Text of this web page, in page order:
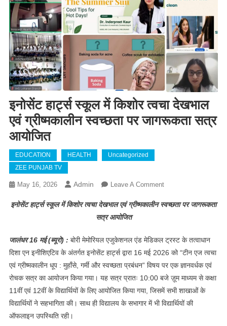
इनोसेंट हार्ट्स स्कूल में किशोर त्वचा देखभाल
एवं ग्रीष्मकालीन स्वच्छता पर जागरूकता सत्र
आयोजित
EDUCATION HEALTH
Uncategorized
ZEE PUNJAB TV
May 16, 2026 Admin Leave A CommentOn इनोसेंट हार्ट्स
देखभाल एवं
आयोजित
इनोसेंट हार्ट्स स्कूल में किशोर त्वचा देखभाल एवं ग्रीष्मकालीन स्वच्छता पर जागरूकता
सत्र आयोजित
जालंधर 16 मई (ब्यूरो) : बोरी मेमोरियल एजुकेशनल एंड मेडिकल ट्रस्ट के तत्वाधान
दिशा एन इनीशिएटिव के अंतर्गत इनोसेंट हार्ट्स द्वारा 16 मई 2026 को “टीन एज त्वचा
एवं ग्रीष्मकालीन धूप : मुहाँसे, गर्मी और स्वच्छता प्रबंधन” विषय पर एक ज्ञानवर्धक एवं
रोचक सत्र का आयोजन किया गया। यह सत्र प्रातः 10:00 बजे ज़ूम माध्यम से कक्षा
11वीं एवं 12वीं के विद्यार्थियों के लिए आयोजित किया गया, जिसमें सभी शाखाओं के
विद्यार्थियों ने सहभागिता की। साथ ही विद्यालय के सभागार में भी विद्यार्थियों की
ऑफलाइन उपस्थिति रही।